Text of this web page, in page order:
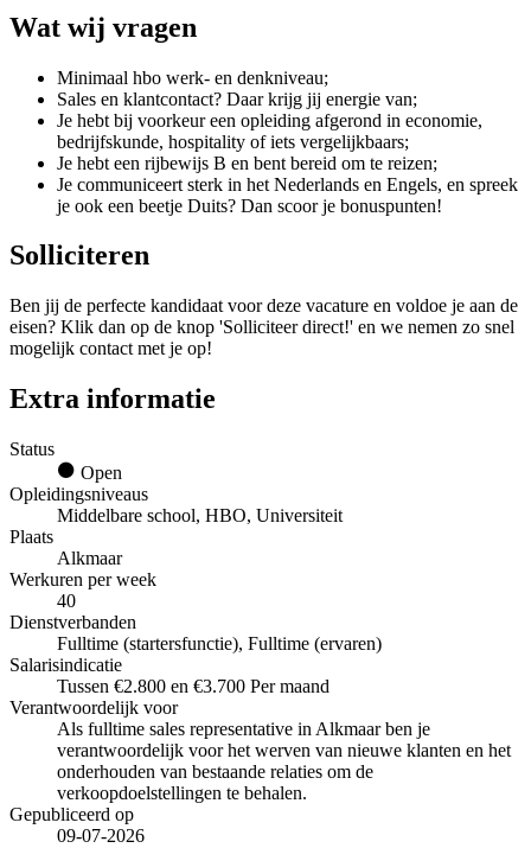
Wat wij vragen
Minimaal hbo werk- en denkniveau;
Sales en klantcontact? Daar krijg jij energie van;
Je hebt bij voorkeur een opleiding afgerond in economie,
bedrijfskunde, hospitality of iets vergelijkbaars;
Je hebt een rijbewijs B en bent bereid om te reizen;
Je communiceert sterk in het Nederlands en Engels, en spreek
je ook een beetje Duits? Dan scoor je bonuspunten!
Solliciteren
Ben jij de perfecte kandidaat voor deze vacature en voldoe je aan de
eisen? Klik dan op de knop 'Solliciteer direct!' en we nemen zo snel
mogelijk contact met je op!
Extra informatie
Status
Open
Opleidingsniveaus
Middelbare school, HBO, Universiteit
Plaats
Alkmaar
Werkuren per week
40
Dienstverbanden
Fulltime (startersfunctie), Fulltime (ervaren)
Salarisindicatie
Tussen €2.800 en €3.700 Per maand
Verantwoordelijk voor
Als fulltime sales representative in Alkmaar ben je
verantwoordelijk voor het werven van nieuwe klanten en het
onderhouden van bestaande relaties om de
verkoopdoelstellingen te behalen.
Gepubliceerd op
09-07-2026